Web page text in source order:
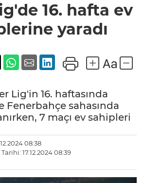
sahiplerine
yaradı
16. hafta ev
yaradı
Lig'in 16. haftasında
Fenerbahçe sahasında
7 maçı ev sahipleri
08:38
17.12.2024 08:39